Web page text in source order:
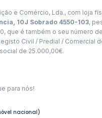
e Comércio, Lda., com loja
10J Sobrado 4550-103,
que é também o seu número
Civil / Predial / Comercial
de 25.000,00€.
para nós!
nacional)